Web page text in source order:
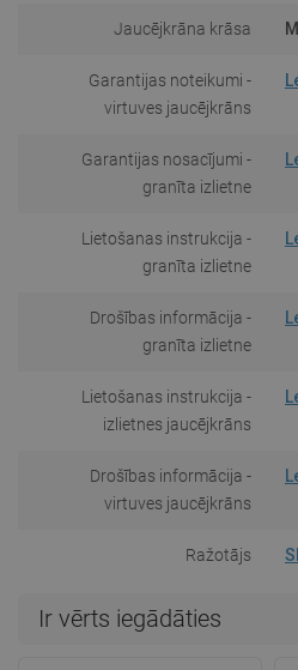
Jaucējkrāna krāsa
Garantijas noteikumi -
virtuves jaucējkrāns
Garantijas nosacījumi -
granīta izlietne
Lietošanas instrukcija -
granīta izlietne
Drošības informācija -
granīta izlietne
Lietošanas instrukcija -
izlietnes jaucējkrāns
Drošības informācija -
virtuves jaucējkrāns
Ražotājs
Ir vērts iegādāties